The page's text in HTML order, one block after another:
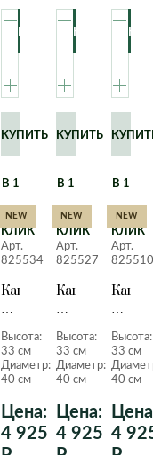
КУПИТЬ
В 1
КЛИК
КУПИТЬ
В 1
КЛИК
В 1
КЛИК
NEW
Арт.
825534
Кашпо
Артевази
Horizon
D40
H33
светло-
бежевое
матовое
Высота:
33 см
Диаметр:
40 см
Цена:
4 925
NEW
Арт.
825527
Кашпо
Артевази
Horizon
D40
H33
мускатный
орех
матовое
Высота:
33 см
Диаметр:
40 см
Цена:
4 925
NEW
Арт.
825510
Кашпо
D40
H33
Высота:
33 см
40 см
4